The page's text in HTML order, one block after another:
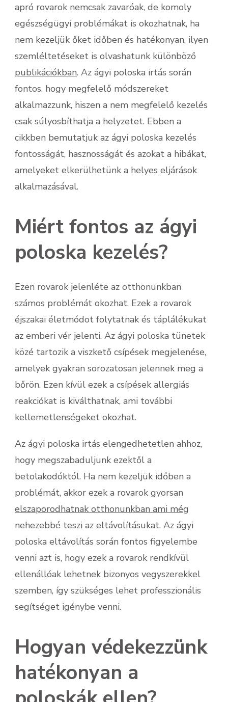
apró rovarok nemcsak zavaróak, de komoly
egészségügyi problémákat is okozhatnak, ha
nem kezeljük őket időben és hatékonyan, ilyen
szemléltetéseket is olvashatunk különböző
publikációkban. Az ágyi poloska irtás során
fontos, hogy megfelelő módszereket
alkalmazzunk, hiszen a nem megfelelő kezelés
csak súlyosbíthatja a helyzetet. Ebben a
cikkben bemutatjuk az ágyi poloska kezelés
fontosságát, hasznosságát és azokat a hibákat,
amelyeket elkerülhetünk a helyes eljárások
alkalmazásával.
Miért fontos az ágyi
poloska kezelés?
Ezen rovarok jelenléte az otthonunkban
számos problémát okozhat. Ezek a rovarok
éjszakai életmódot folytatnak és táplálékukat
az emberi vér jelenti. Az ágyi poloska tünetek
közé tartozik a viszkető csípések megjelenése,
amelyek gyakran sorozatosan jelennek meg a
bőrön. Ezen kívül ezek a csípések allergiás
reakciókat is kiválthatnak, ami további
kellemetlenségeket okozhat.
Az ágyi poloska irtás elengedhetetlen ahhoz,
hogy megszabaduljunk ezektől a
betolakodóktól. Ha nem kezeljük időben a
problémát, akkor ezek a rovarok gyorsan
elszaporodhatnak otthonunkban ami még
nehezebbé teszi az eltávolításukat. Az ágyi
poloska eltávolítás során fontos figyelembe
venni azt is, hogy ezek a rovarok rendkívül
ellenállóak lehetnek bizonyos vegyszerekkel
szemben, így szükséges lehet professzionális
segítséget igénybe venni.
Hogyan védekezzünk
hatékonyan a